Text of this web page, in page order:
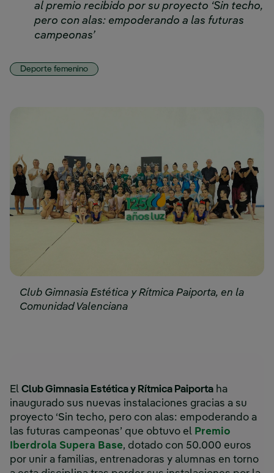
al premio recibido por su proyecto ‘Sin techo,
pero con alas: empoderando a las futuras
campeonas’
Deporte femenino
Club Gimnasia Estética y Rítmica Paiporta, en la
Comunidad Valenciana
El Club Gimnasia Estética y Rítmica Paiporta ha
inaugurado sus nuevas instalaciones gracias a su
proyecto ‘Sin techo, pero con alas: empoderando a
las futuras campeonas’ que obtuvo el Premio
Iberdrola Supera Base, dotado con 50.000 euros
por unir a familias, entrenadoras y alumnas en torno